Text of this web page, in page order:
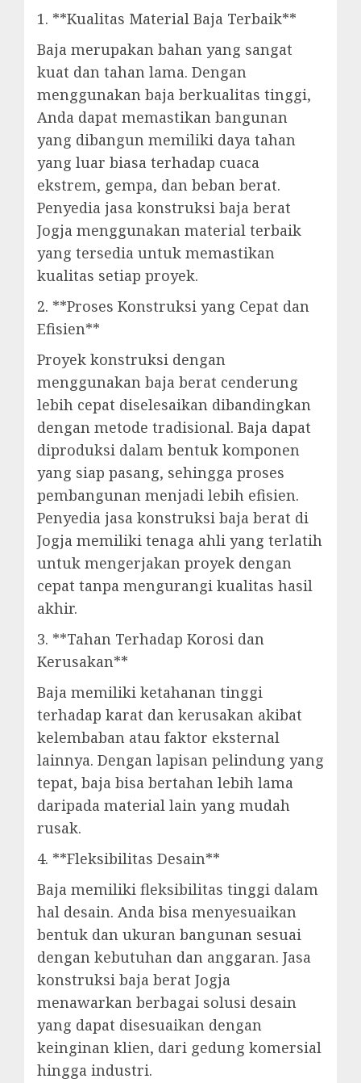
1. **Kualitas Material Baja Terbaik**
Baja merupakan bahan yang sangat
kuat dan tahan lama. Dengan
menggunakan baja berkualitas tinggi,
Anda dapat memastikan bangunan
yang dibangun memiliki daya tahan
yang luar biasa terhadap cuaca
ekstrem, gempa, dan beban berat.
Penyedia jasa konstruksi baja berat
Jogja menggunakan material terbaik
yang tersedia untuk memastikan
kualitas setiap proyek.
2. **Proses Konstruksi yang Cepat dan
Efisien**
Proyek konstruksi dengan
menggunakan baja berat cenderung
lebih cepat diselesaikan dibandingkan
dengan metode tradisional. Baja dapat
diproduksi dalam bentuk komponen
yang siap pasang, sehingga proses
pembangunan menjadi lebih efisien.
Penyedia jasa konstruksi baja berat di
Jogja memiliki tenaga ahli yang terlatih
untuk mengerjakan proyek dengan
cepat tanpa mengurangi kualitas hasil
akhir.
3. **Tahan Terhadap Korosi dan
Kerusakan**
Baja memiliki ketahanan tinggi
terhadap karat dan kerusakan akibat
kelembaban atau faktor eksternal
lainnya. Dengan lapisan pelindung yang
tepat, baja bisa bertahan lebih lama
daripada material lain yang mudah
rusak.
4. **Fleksibilitas Desain**
Baja memiliki fleksibilitas tinggi dalam
hal desain. Anda bisa menyesuaikan
bentuk dan ukuran bangunan sesuai
dengan kebutuhan dan anggaran. Jasa
konstruksi baja berat Jogja
menawarkan berbagai solusi desain
yang dapat disesuaikan dengan
keinginan klien, dari gedung komersial
hingga industri.